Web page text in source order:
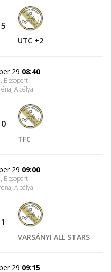
5
UTC +2
29 08:40
B csoport
, A pálya
0
TFC
29 09:00
B csoport
, A pálya
1
VARSÁNYI ALL STARS
29 09:15